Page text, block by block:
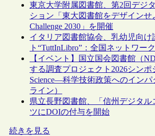
東京大学附属図書館、第2回デジ
ション「東大図書館をデザインせ
Challenge 2030」を開催
イタリア図書館協会、乳幼児向け
ト“TuttInLibro”：全国ネットワー
【イベント】国立国会図書館（
する調査プロジェクト2026シン
Science―科学技術政策へのイン
ライン）
県立長野図書館、「信州デジタ
ツにDOIの付与を開始
続きを見る